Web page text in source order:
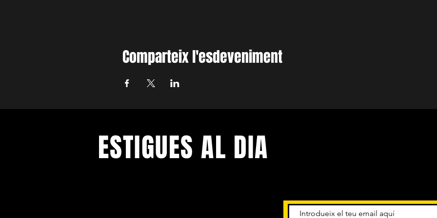
Comparteix l'esdeveniment
ESTIGUES AL DIA